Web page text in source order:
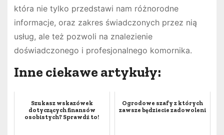
która nie tylko przedstawi nam różnorodne
informacje, oraz zakres świadczonych przez nią
usług, ale też pozwoli na znalezienie
doświadczonego i profesjonalnego komornika.
Inne ciekawe artykuły:
Szukasz wskazówek
dotyczących finansów
osobistych? Sprawdź to!
Ogrodowe szafy z których
zawsze będziecie zadowoleni